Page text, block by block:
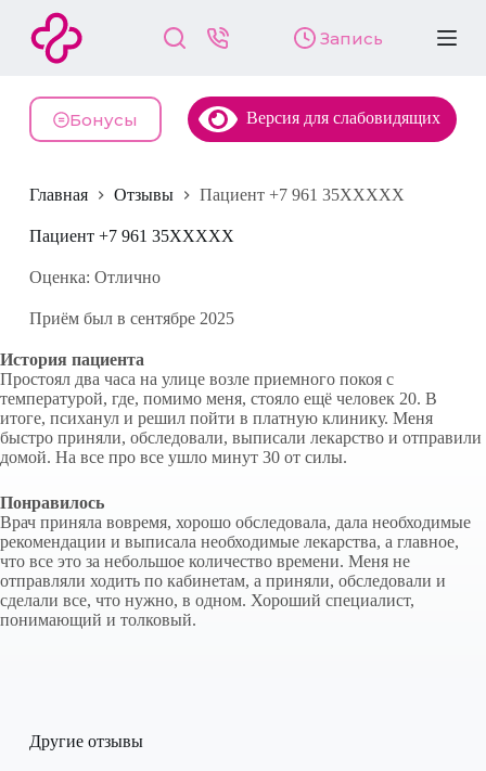
й
и
у
и
Запись
Бонусы Версия для слабовидящих
Главная Отзывы Пациент +7 961 35XXXXX
Пациент +7 961 35XXXXX
Оценка: Отлично
Приём был в сентябре 2025
История пациента
Простоял два часа на улице возле приемного покоя с
температурой, где, помимо меня, стояло ещё человек 20. В
итоге, психанул и решил пойти в платную клинику. Меня
быстро приняли, обследовали, выписали лекарство и отправили
домой. На все про все ушло минут 30 от силы.
Понравилось
Врач приняла вовремя, хорошо обследовала, дала необходимые
рекомендации и выписала необходимые лекарства, а главное,
что все это за небольшое количество времени. Меня не
отправляли ходить по кабинетам, а приняли, обследовали и
сделали все, что нужно, в одном. Хороший специалист,
понимающий и толковый.
Другие отзывы